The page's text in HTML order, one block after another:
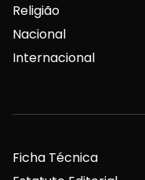
Religião
Nacional
Internacional
Ficha Técnica